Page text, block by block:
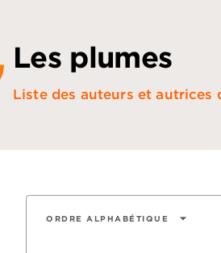
Les plumes
Liste des auteurs et autrices
ORDRE ALPHABÉTIQUE arrow_drop_down